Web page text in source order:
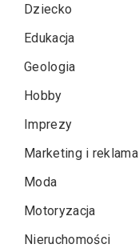
Dziecko
Edukacja
Geologia
Hobby
Imprezy
Marketing i reklama
Moda
Motoryzacja
Nieruchomości